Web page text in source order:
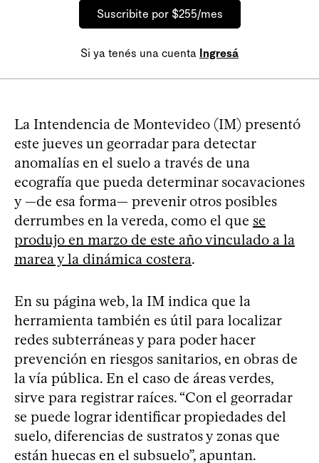
Suscribite por $255/mes
Si ya tenés una cuenta Ingresá
La Intendencia de Montevideo (IM) presentó
este jueves un georradar para detectar
anomalías en el suelo a través de una
ecografía que pueda determinar socavaciones
y —de esa forma— prevenir otros posibles
derrumbes en la vereda, como el que se
produjo en marzo de este año vinculado a la
marea y la dinámica costera.
En su página web, la IM indica que la
herramienta también es útil para localizar
redes subterráneas y para poder hacer
prevención en riesgos sanitarios, en obras de
la vía pública. En el caso de áreas verdes,
sirve para registrar raíces. “Con el georradar
se puede lograr identificar propiedades del
suelo, diferencias de sustratos y zonas que
están huecas en el subsuelo”, apuntan.